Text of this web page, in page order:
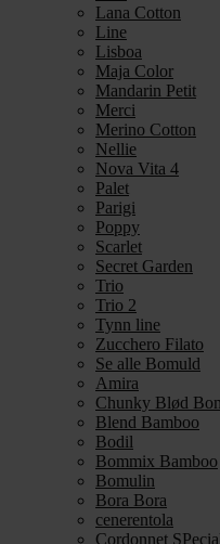
Lana Cotton
Line
Lisboa
Maja Color
Mandarin Petit
Merci
Merino Cotton
Nellie
Nova Vita 4
Palet
Parigi
Poppy
Scarlet
Secret Garden
Trio
Trio 2
Tynn line
Zucchero Filato
Se alle Bomuld
Amira
Chunky Blød
Blend Bamboo
Bodil
Bommix Bamboo
Bomulin
Bora Bora
cenerentola
Cordonnet